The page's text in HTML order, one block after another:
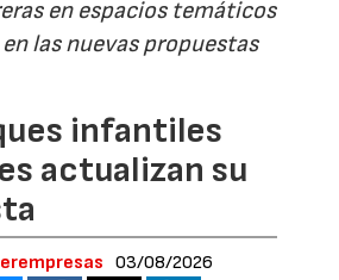
en espacios temáticos
las nuevas propuestas
infantiles
actualizan su
03/08/2026